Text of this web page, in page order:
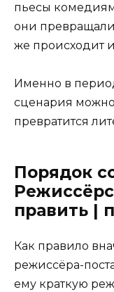
пьесы
они
же происходит
Именно в
сценария можно
превратится
Порядок
править |
Как правило
режиссёра-
ему краткую